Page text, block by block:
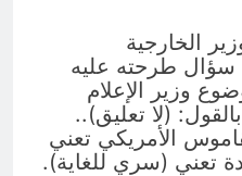
الخارجية
سؤال طرحته عليه
وزير الإعلام
(لا تعليق)..
الأمريكي تعني
تعني (سري للغاية).